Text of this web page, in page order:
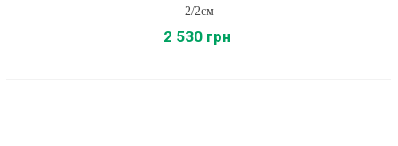
2/2см
2 530 грн